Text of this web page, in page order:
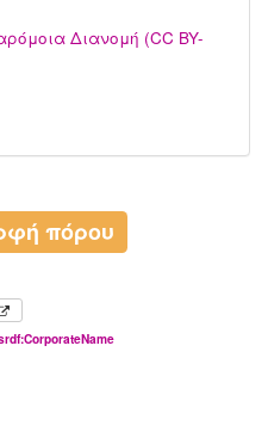
Διανομή (CC BY-
πόρου